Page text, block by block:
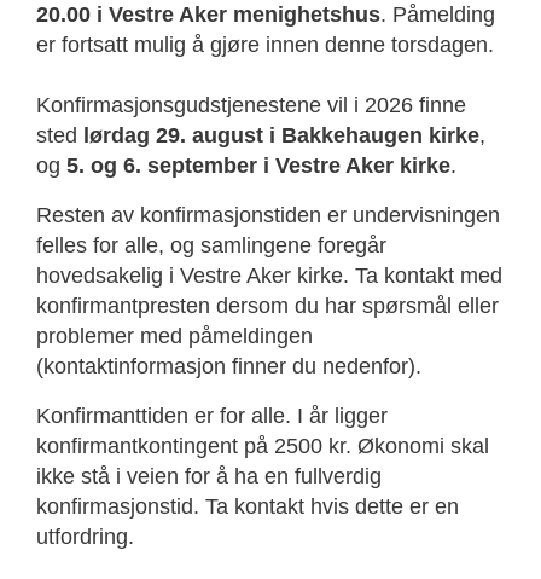
20.00 i Vestre Aker menighetshus. Påmelding
er fortsatt mulig å gjøre innen denne torsdagen.
Konfirmasjonsgudstjenestene vil i 2026 finne
sted lørdag 29. august i Bakkehaugen kirke,
og 5. og 6. september i Vestre Aker kirke.
Resten av konfirmasjonstiden er undervisningen
felles for alle, og samlingene foregår
hovedsakelig i Vestre Aker kirke. Ta kontakt med
konfirmantpresten dersom du har spørsmål eller
problemer med påmeldingen
(kontaktinformasjon finner du nedenfor).
Konfirmanttiden er for alle. I år ligger
konfirmantkontingent på 2500 kr. Økonomi skal
ikke stå i veien for å ha en fullverdig
konfirmasjonstid. Ta kontakt hvis dette er en
utfordring.